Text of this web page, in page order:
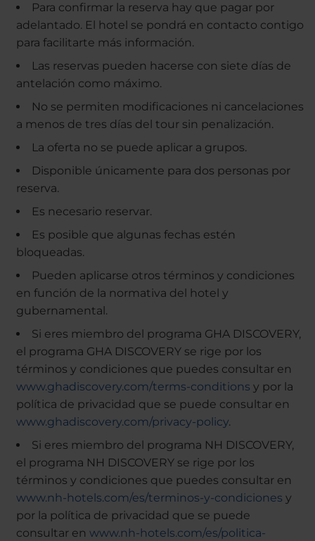
Para confirmar la reserva hay que pagar por
adelantado. El hotel se pondrá en contacto contigo
para facilitarte más información.
Las reservas pueden hacerse con siete días de
antelación como máximo.
No se permiten modificaciones ni cancelaciones
a menos de tres días del tour sin penalización.
La oferta no se puede aplicar a grupos.
Disponible únicamente para dos personas por
reserva.
Es necesario reservar.
Es posible que algunas fechas estén
bloqueadas.
Pueden aplicarse otros términos y condiciones
en función de la normativa del hotel y
gubernamental.
Si eres miembro del programa GHA DISCOVERY,
el programa GHA DISCOVERY se rige por los
términos y condiciones que puedes consultar en
www.ghadiscovery.com/terms-conditions y por la
política de privacidad que se puede consultar en
www.ghadiscovery.com/privacy-policy.
Si eres miembro del programa NH DISCOVERY,
el programa NH DISCOVERY se rige por los
términos y condiciones que puedes consultar en
www.nh-hotels.com/es/terminos-y-condiciones y
por la política de privacidad que se puede
consultar en www.nh-hotels.com/es/politica-